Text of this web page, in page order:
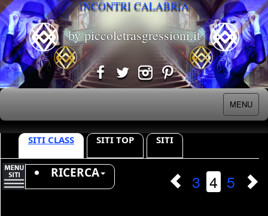
INCONTRI CALABRIA
by piccoletrasgressioni.it
MENU
SITI CLASS SITI TOP SITI
RICERCA 3 4 5